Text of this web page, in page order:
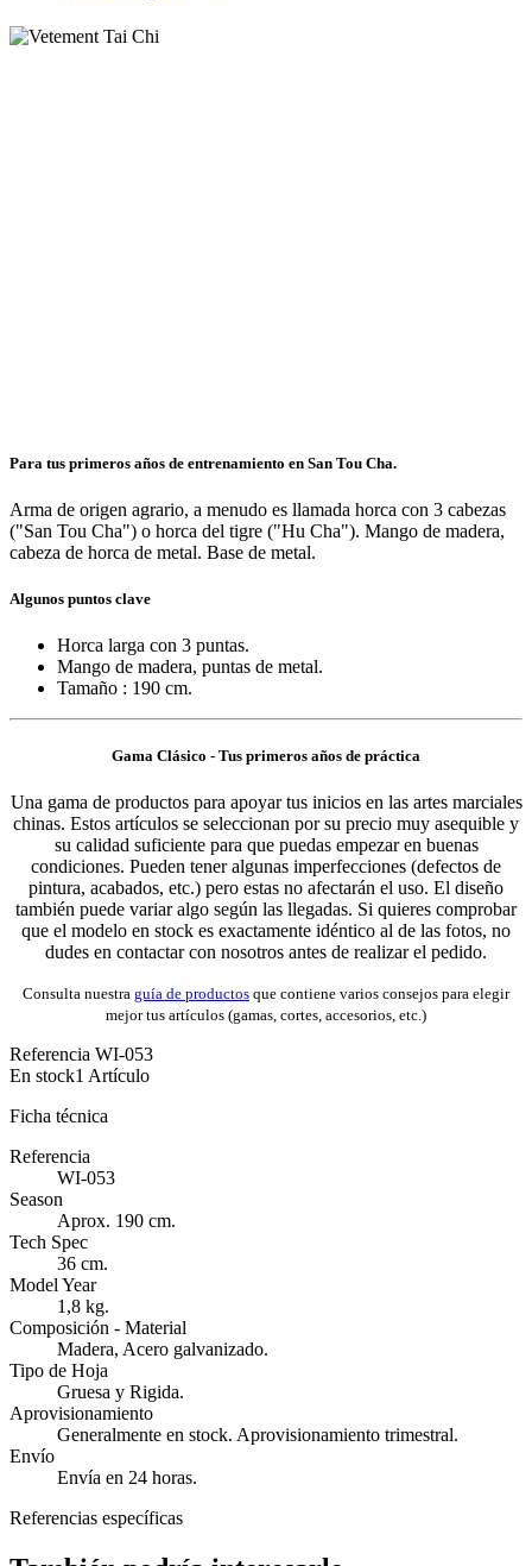
Para tus primeros años de entrenamiento en San Tou Cha.
Arma de origen agrario, a menudo es llamada horca con 3 cabezas
("San Tou Cha") o horca del tigre ("Hu Cha"). Mango de madera,
cabeza de horca de metal. Base de metal.
Algunos puntos clave
Horca larga con 3 puntas.
Mango de madera, puntas de metal.
Tamaño : 190 cm.
Gama Clásico - Tus primeros años de práctica
Una gama de productos para apoyar tus inicios en las artes marciales
chinas. Estos artículos se seleccionan por su precio muy asequible y
su calidad suficiente para que puedas empezar en buenas
condiciones. Pueden tener algunas imperfecciones (defectos de
pintura, acabados, etc.) pero estas no afectarán el uso. El diseño
también puede variar algo según las llegadas. Si quieres comprobar
que el modelo en stock es exactamente idéntico al de las fotos, no
dudes en contactar con nosotros antes de realizar el pedido.
Consulta nuestra guía de productos que contiene varios consejos para elegir
mejor tus artículos (gamas, cortes, accesorios, etc.)
Referencia WI-053
En stock1 Artículo
Ficha técnica
Referencia
WI-053
Season
Aprox. 190 cm.
Tech Spec
36 cm.
Model Year
1,8 kg.
Composición - Material
Madera, Acero galvanizado.
Tipo de Hoja
Gruesa y Rigida.
Aprovisionamiento
Generalmente en stock. Aprovisionamiento trimestral.
Envío
Envía en 24 horas.
Referencias específicas